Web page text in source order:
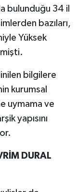
bulunduğu 34 il
bazıları,
Yüksek
bilgilere
kurumsal
uymama ve
yapısını
DURAL